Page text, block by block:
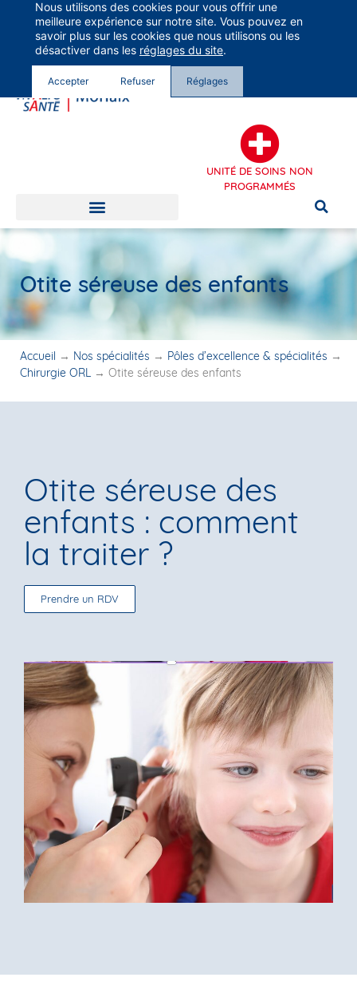
Groupe Vivalto Santé
Entre nous, la vie
UNITÉ DE SOINS NON
PROGRAMMÉS
Otite séreuse des enfants
Accueil → Nos spécialités → Pôles d’excellence & spécialités →
Chirurgie ORL → Otite séreuse des enfants
Otite séreuse des
enfants : comment
la traiter ?
Prendre un RDV
Nous utilisons des cookies pour vous offrir une
meilleure expérience sur notre site. Vous pouvez en
savoir plus sur les cookies que nous utilisons ou les
désactiver dans les réglages du site.
Accepter Refuser Réglages